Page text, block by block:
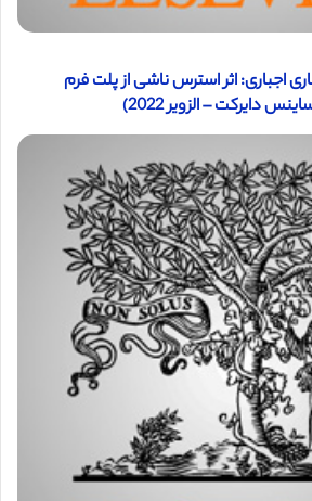
اجباری: اثر استرس ناشی از پلت فرم
دایرکت – الزویر 2022)